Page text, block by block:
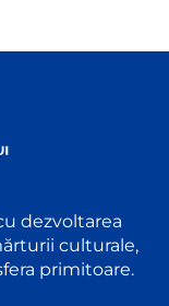
dezvoltarea
culturale,
primitoare.